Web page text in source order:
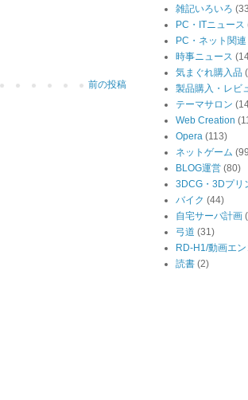
前の投稿
雑記いろいろ
PC・ITニュース
PC・ネット関連
時事ニュース
気まぐれ購入品
製品購入・レビ
テーマサロン
Web Creation
Opera (113)
ネットゲーム
BLOG運営 (80)
3DCG・3Dプリ
バイク (44)
自宅サーバ計画
弓道 (31)
RD-H1/動画エン
読書 (2)